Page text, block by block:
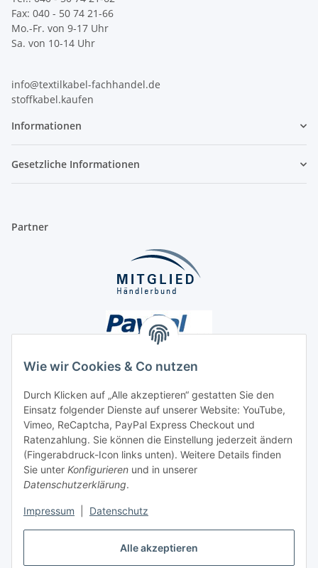
Alle akzeptieren
Wie wir Cookies & Co nutzen
Durch Klicken auf „Alle akzeptieren“ gestatten Sie den
Einsatz folgender Dienste auf unserer Website: YouTube,
Vimeo, ReCaptcha, PayPal Express Checkout und
Ratenzahlung. Sie können die Einstellung jederzeit ändern
(Fingerabdruck-Icon links unten). Weitere Details finden
Sie unter Konfigurieren und in unserer
Datenschutzerklärung.
Impressum Datenschutz
Fax: 040 - 50 74 21-66
Mo.-Fr. von 9-17 Uhr
Sa. von 10-14 Uhr
info@textilkabel-fachhandel.de
stoffkabel.kaufen
Informationen
Gesetzliche Informationen
Partner
Unsere Seiten
Social Media
Vertrag widerrufen